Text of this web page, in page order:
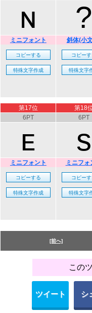
ɴ
ミニフォント
?
斜体(小
第17位
6PT
ᴇ
ミニフォント
第18
6PT
s
ミニフォ
[前へ]
この
ツイート シ